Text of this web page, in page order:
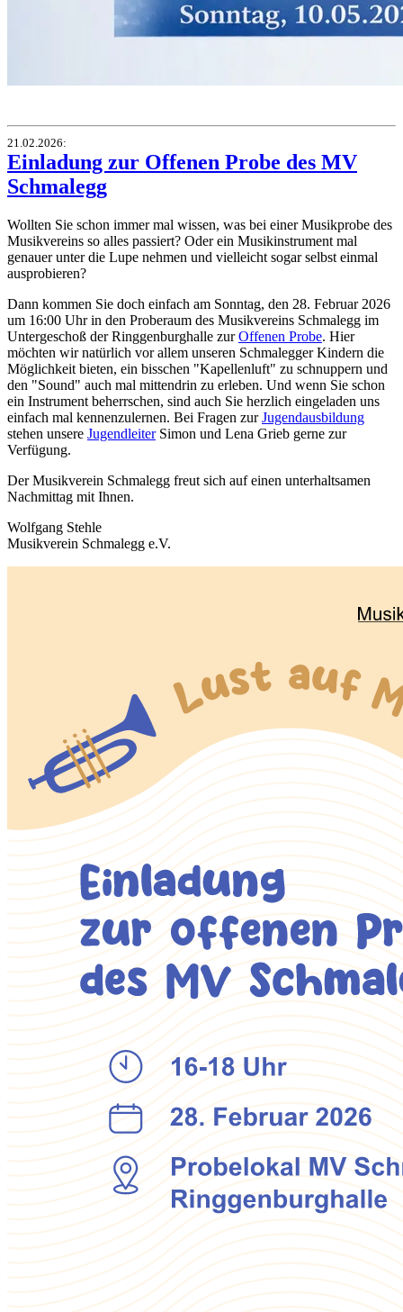
21.02.2026:
Einladung zur Offenen Probe des MV
Schmalegg
Wollten Sie schon immer mal wissen, was bei einer Musikprobe des
Musikvereins so alles passiert? Oder ein Musikinstrument mal
genauer unter die Lupe nehmen und vielleicht sogar selbst einmal
ausprobieren?
Dann kommen Sie doch einfach am Sonntag, den 28. Februar 2026
um 16:00 Uhr in den Proberaum des Musikvereins Schmalegg im
Untergeschoß der Ringgenburghalle zurOffenen Probe. Hier
möchten wir natürlich vor allem unseren Schmalegger Kindern die
Möglichkeit bieten, ein bisschen "Kapellenluft" zu schnuppern und
den "Sound" auch mal mittendrin zu erleben. Und wenn Sie schon
ein Instrument beherrschen, sind auch Sie herzlich eingeladen uns
einfach mal kennenzulernen. Bei Fragen zurJugendausbildung
stehen unsere JugendleiterSimon und Lena Grieb gerne zur
Verfügung.
Der Musikverein Schmalegg freut sich auf einen unterhaltsamen
Nachmittag mit Ihnen.
Wolfgang Stehle
Musikverein Schmalegg e.V.